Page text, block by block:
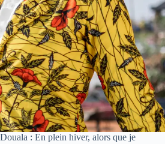
: En plein hiver, alors que je